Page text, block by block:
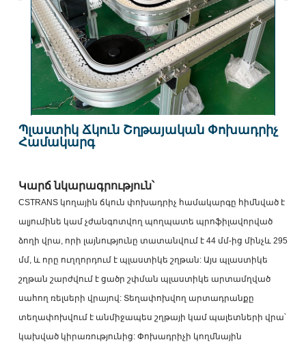
Պլաստիկ Ճկուն Շղթայական Փոխադրիչ
Համակարգ
Կարճ նկարագրություն՝
CSTRANS կողային ճկուն փոխադրիչ համակարգը հիմնված է
ալյումինե կամ չժանգոտվող պողպատե պրոֆիլավորված
ձողի վրա, որի լայնությունը տատանվում է 44 մմ-ից մինչև 295
մմ, և որը ուղղորդում է պլաստիկե շղթան: Այս պլաստիկե
շղթան շարժվում է ցածր շփման պլաստիկե արտամղված
սահող ռելսերի վրայով: Տեղափոխվող արտադրանքը
տեղափոխվում է անմիջապես շղթայի կամ պալետների վրա՝
կախված կիրառությունից: Փոխադրիչի կողմնային